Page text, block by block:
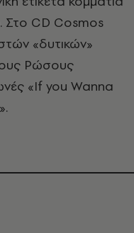
Στο CD Cosmos
«δυτικών»
Ρώσους
«If you Wanna